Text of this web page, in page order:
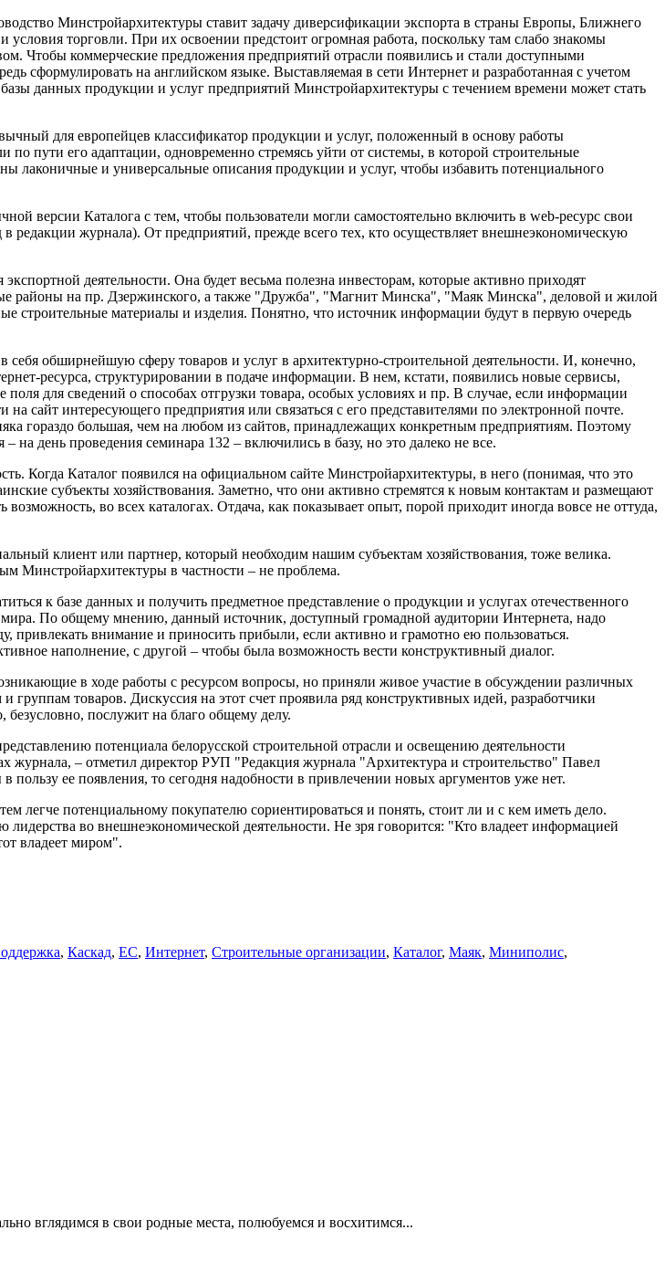
Минстройархитектуры ставит задачу диверсификации экспорта в страны Европы, Ближнего
торговли. При их освоении предстоит огромная работа, поскольку там слабо знакомы
Чтобы коммерческие предложения предприятий отрасли появились и стали доступными
сформулировать на английском языке. Выставляемая в сети Интернет и разработанная с учетом
данных продукции и услуг предприятий Минстройархитектуры с течением времени может стать
для европейцев классификатор продукции и услуг, положенный в основу работы
пути его адаптации, одновременно стремясь уйти от системы, в которой строительные
и универсальные описания продукции и услуг, чтобы избавить потенциального
версии Каталога с тем, чтобы пользователи могли самостоятельно включить в web-ресурс свои
редакции журнала). От предприятий, прежде всего тех, кто осуществляет внешнеэкономическую
деятельности. Она будет весьма полезна инвесторам, которые активно приходят
районы на пр. Дзержинского, а также "Дружба", "Магнит Минска", "Маяк Минска", деловой и жилой
строительные материалы и изделия. Понятно, что источник информации будут в первую очередь
обширнейшую сферу товаров и услуг в архитектурно-строительной деятельности. И, конечно,
ресурса, структурировании в подаче информации. В нем, кстати, появились новые сервисы,
для сведений о способах отгрузки товара, особых условиях и пр. В случае, если информации
сайт интересующего предприятия или связаться с его представителями по электронной почте.
гораздо большая, чем на любом из сайтов, принадлежащих конкретным предприятиям. Поэтому
день проведения семинара 132 – включились в базу, но это далеко не все.
Когда Каталог появился на официальном сайте Минстройархитектуры, в него (понимая, что это
субъекты хозяйствования. Заметно, что они активно стремятся к новым контактам и размещают
во всех каталогах. Отдача, как показывает опыт, порой приходит иногда вовсе не оттуда,
клиент или партнер, который необходим нашим субъектам хозяйствования, тоже велика.
Минстройархитектуры в частности – не проблема.
к базе данных и получить предметное представление о продукции и услугах отечественного
По общему мнению, данный источник, доступный громадной аудитории Интернета, надо
привлекать внимание и приносить прибыли, если активно и грамотно ею пользоваться.
наполнение, с другой – чтобы была возможность вести конструктивный диалог.
в ходе работы с ресурсом вопросы, но приняли живое участие в обсуждении различных
товаров. Дискуссия на этот счет проявила ряд конструктивных идей, разработчики
безусловно, послужит на благо общему делу.
потенциала белорусской строительной отрасли и освещению деятельности
– отметил директор РУП "Редакция журнала "Архитектура и строительство" Павел
ее появления, то сегодня надобности в привлечении новых аргументов уже нет.
легче потенциальному покупателю сориентироваться и понять, стоит ли и с кем иметь дело.
лидерства во внешнеэкономической деятельности. Не зря говорится: "Кто владеет информацией
владеет миром".
, Каскад, ЕС, Интернет, Строительные организации, Каталог, Маяк, Миниполис,
вглядимся в свои родные места, полюбуемся и восхитимся...